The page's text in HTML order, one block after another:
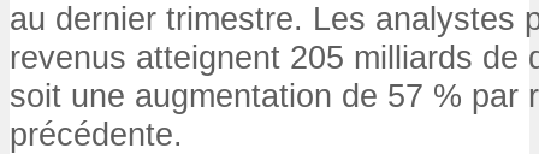
au dernier trimestre. Les analystes
revenus atteignent 205 milliards de
soit une augmentation de 57 % par
précédente.